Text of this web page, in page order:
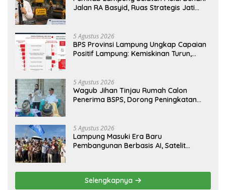
Jalan RA Basyid, Ruas Strategis Jati
5 Agustus 2026
BPS Provinsi Lampung Ungkap Capaian
Positif Lampung: Kemiskinan Turun,
5 Agustus 2026
Wagub Jihan Tinjau Rumah Calon
Penerima BSPS, Dorong Peningkatan
5 Agustus 2026
Lampung Masuki Era Baru
Pembangunan Berbasis AI, Satelit
Selengkapnya